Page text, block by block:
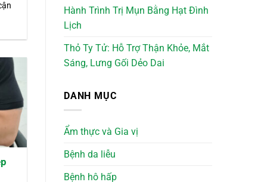
Hành Trình Trị Mụn Bằng Hạt Đình
Lịch
Thỏ Ty Tử: Hỗ Trợ Thận Khỏe, Mắt
Sáng, Lưng Gối Dẻo Dai
DANH MỤC
Ẩm thực và Gia vị
Bệnh da liễu
Bệnh hô hấp